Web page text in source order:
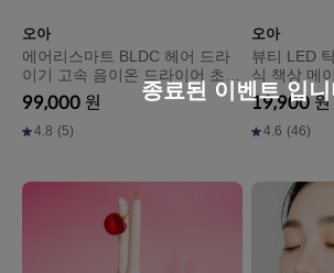
오아
에어리스마트 BLDC 헤어 드라
이기 고속 음이온 드라이어 초경
량 저소음 항공모터
99,000 원
4.8 (5)
오아
뷰티 LED
식 책상 메
19,900 원
4.6 (46)
종료된 이벤트 입